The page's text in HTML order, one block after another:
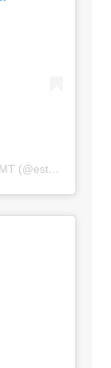
Um post compartilhado por ESTADÃO MT (@estadaomt)